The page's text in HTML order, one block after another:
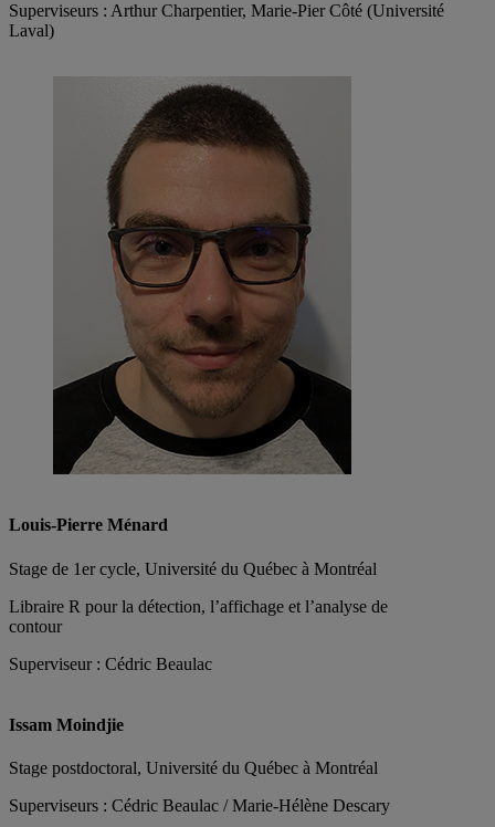
Superviseurs : Arthur Charpentier, Marie-Pier Côté (Université
Laval)
Louis-Pierre Ménard
Stage de 1er cycle, Université du Québec à Montréal
Libraire R pour la détection, l’affichage et l’analyse de
contour
Superviseur : Cédric Beaulac
Issam Moindjie
Stage postdoctoral, Université du Québec à Montréal
Superviseurs : Cédric Beaulac / Marie-Hélène Descary